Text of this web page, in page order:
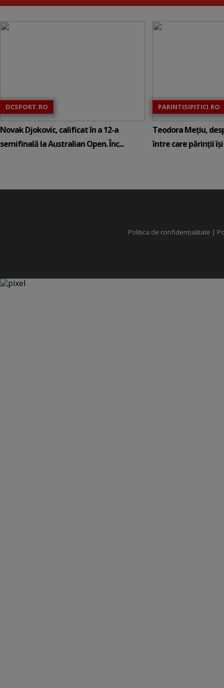
DCSPORT.RO
Novak Djokovic, calificat în a 12-a
semifinală la Australian Open. Înc...
PARINTISIPITICI.RO
Teodora Mețiu,
între care părinții își
Politica de confidențialitate |